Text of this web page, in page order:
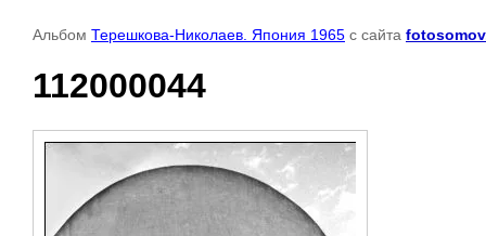
Альбом Терешкова-Николаев. Япония 1965 с сайта
112000044